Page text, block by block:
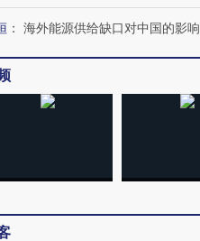
： 海外能源供给缺口对中国的影响